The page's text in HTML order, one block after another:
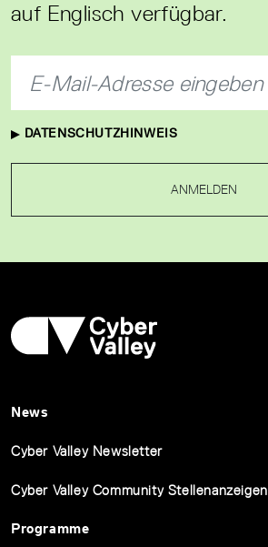
auf Englisch verfügbar.
DATENSCHUTZHINWEIS
ANMELDEN
News
Cyber Valley Newsletter
Cyber Valley Community Stellenanzeigen
Programme